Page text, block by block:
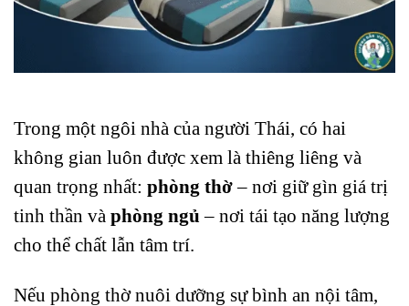
Trong một ngôi nhà của người Thái, có hai
không gian luôn được xem là thiêng liêng và
quan trọng nhất: phòng thờ– nơi giữ gìn giá trị
tinh thần và phòng ngủ – nơi tái tạo năng lượng
cho thể chất lẫn tâm trí.
Nếu phòng thờ nuôi dưỡng sự bình an nội tâm,